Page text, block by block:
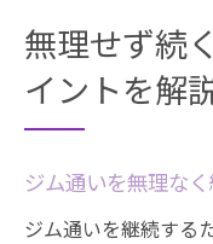
無理せず続
イントを解
ジム通いを無理な
ジム通いを継続する